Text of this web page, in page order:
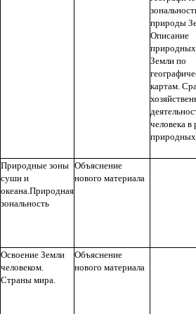
природы
Описание
Земли по
картам.
человека в
природных
Природные зоны
суши и
океана.Природная
зональность
Объяснение
нового материала
Освоение Земли
человеком.
Страны мира.
Объяснение
нового материала